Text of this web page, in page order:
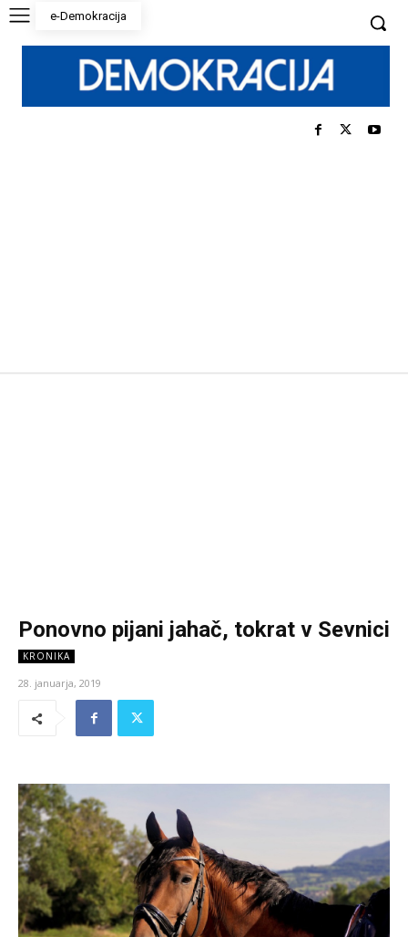
e-Demokracija
Ponovno pijani jahač, tokrat v Sevnici
KRONIKA
28. januarja, 2019